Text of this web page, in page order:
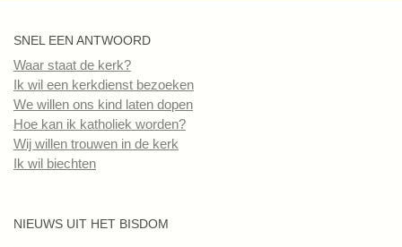
SNEL EEN ANTWOORD
Waar staat de kerk?
Ik wil een kerkdienst bezoeken
We willen ons kind laten dopen
Hoe kan ik katholiek worden?
Wij willen trouwen in de kerk
Ik wil biechten
NIEUWS UIT HET BISDOM